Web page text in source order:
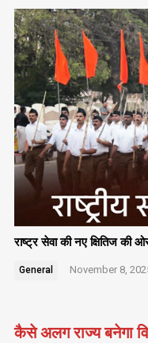
राष्ट्र सेवा की नए क्षितिज की
General November 8,
कैसे अलग राज्य बनेगा